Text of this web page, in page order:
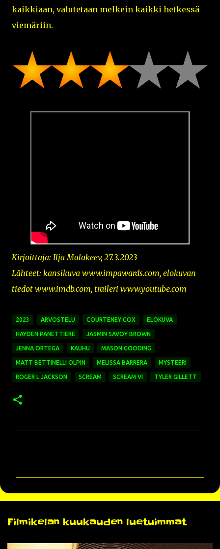
kaikkiaan, valutetaan melkein kaikki hetkessä
viemäriin.
Kirjoittaja: Ilja Malakeev, 27.3.2023
Lähteet: kansikuva www.impawards.com, elokuvan
tiedot www.imdb.com, traileri www.youtube.com
2023 ARVOSTELU COURTENEY COX ELOKUVA
HAYDEN PANETTIERE JASMIN SAVOY BROWN
JENNA ORTEGA KAUHU MASON GOODING
MATT BETTINELLI OLPIN MELISSA BARRERA MYSTEERI
ROGER L JACKSON SCREAM SCREAM VI TYLER GILLETT
e
i
Filmikelan kuukauden luetuimmat